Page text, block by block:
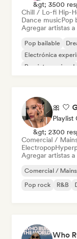
&gt; 3500
Chill / Lo-fi Hip-
Dance musicPop
Agregar artistas
Pop bailable
Electrónica
Pop internacional
Playlist
&gt; 2300
Comercial /
Electropop
Agregar artistas
Comercial /
Pop rock
R&B